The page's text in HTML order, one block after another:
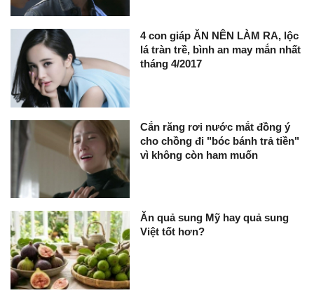
4 con giáp ĂN NÊN LÀM RA, lộc
lá tràn trề, bình an may mắn nhất
tháng 4/2017
Cắn răng rơi nước mắt đồng ý
cho chồng đi "bóc bánh trả tiền"
vì không còn ham muốn
Ăn quả sung Mỹ hay quả sung
Việt tốt hơn?